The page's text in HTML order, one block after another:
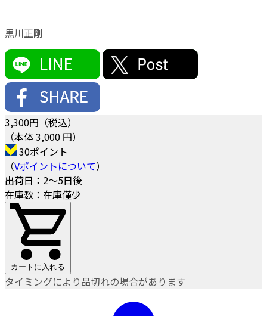
黒川正剛
3,300円（税込）
（本体 3,000 円）
30ポイント
（Vポイントについて）
出荷日：2～5日後
在庫数：在庫僅少
カートに入れる
タイミングにより品切れの場合があります